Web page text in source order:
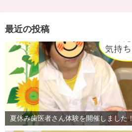
最近の投稿
夏休み歯医者さん体験を開催しました！